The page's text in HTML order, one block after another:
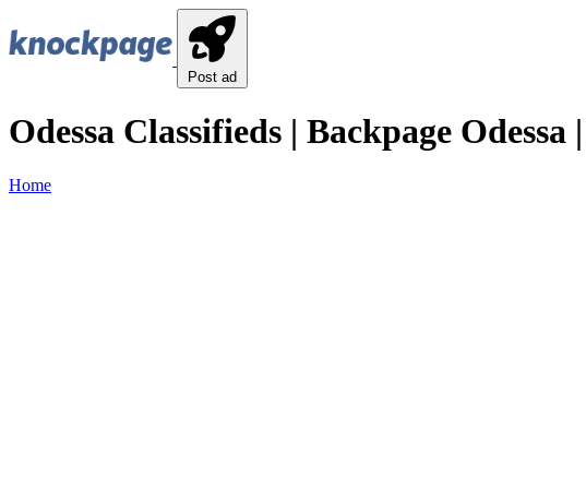
Post ad
Odessa Classifieds | Backpage
Home